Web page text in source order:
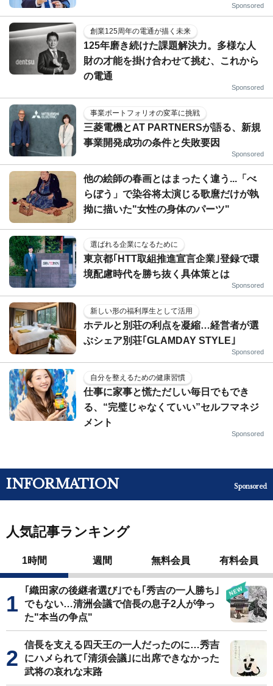
Sponsored
創業125周年の電通が描く未来
125年磨き続けた課題解決力。多様な人
財の才能を掛け合わせて挑む、これから
の電通
Sponsored
事業ポートフォリオの変革に挑戦
三菱電機とAT PARTNERSが語る、新規
事業開発成功の条件と失敗要因
Sponsored
他の絵師の春画とはまったく違う...「べ
らぼう」で染谷将太演じる歌麿だけが執
拗に描いた"女性の身体のパーツ"
選ばれる企業になるために
東京都｢HTT取組推進宣言企業｣登録で環
境配慮時代を勝ち抜く具体策とは
Sponsored
新しい形の福利厚生として活用
ホテルと別荘の利点を凝縮…経営者が選
ぶシェア別荘｢GLAMDAY STYLE｣
Sponsored
自分を整えるための健康習慣
仕事に家事と慌ただしい毎日でもでき
る、“完璧じゃなくていい”セルフマネジ
メント
Sponsored
INFORMATION Sponsored
人気記事ランキング
1時間 週間 無料会員 有料会員
｢織田家の後継者選び｣でも｢秀吉の一人勝ち｣
でもない…清洲会議で信長の息子2人が争っ
た"本当の争点"
信長を支える四天王の一人だったのに…秀吉
にハメられて｢清須会議｣に出席できなかった
武将の哀れな末路